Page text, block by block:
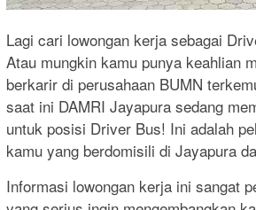
Lagi cari lowongan kerja sebagai
Atau mungkin kamu punya keahlian
berkarir di perusahaan BUMN
saat ini DAMRI Jayapura sedang
untuk posisi Driver Bus! Ini adalah
kamu yang berdomisili di Jayapura
Informasi lowongan kerja ini sangat